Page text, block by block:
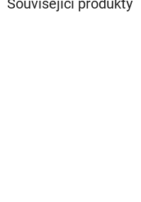
Související produkty